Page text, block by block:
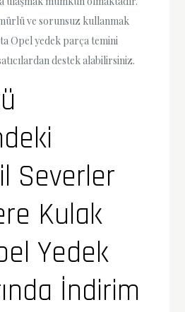
ve sorunsuz kullanmak
Opel yedek parça temini
destek alabilirsiniz.
Severler
Kulak
Yedek
İndirim